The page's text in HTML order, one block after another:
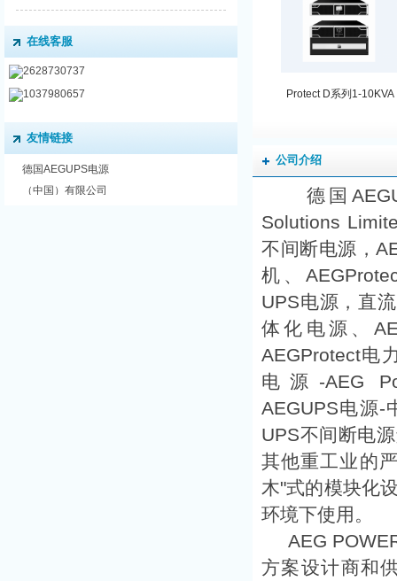
在线客服
2628730737
1037980657
友情链接
德国AEGUPS电源
（中国）有限公司
Protect D系列1-10KVA
公司介绍
德国
Solutions
不间断电源，
机、
UPS电源，直
体化电源、
AEGProtect电
电源-AEG
AEGUPS电源-
UPS不间断电
其他重工业的
木"式的模块化
环境下使用。
AEG POWER
方案设计商和